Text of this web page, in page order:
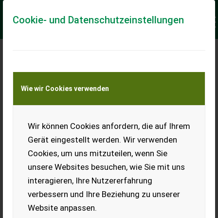
Cookie- und Datenschutzeinstellungen
Wie wir Cookies verwenden
Wir können Cookies anfordern, die auf Ihrem
Gerät eingestellt werden. Wir verwenden
Cookies, um uns mitzuteilen, wenn Sie
unsere Websites besuchen, wie Sie mit uns
interagieren, Ihre Nutzererfahrung
verbessern und Ihre Beziehung zu unserer
Website anpassen.
Meine Transportkostenanfrage
Transport von Land- und Baumaschinen –
KEINE Tiertransporte
Ladeort
Ort